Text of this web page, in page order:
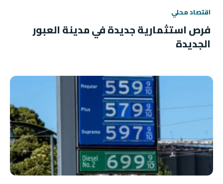
اقتصاد محلي
فرص استثمارية جديدة في مدينة العبور
الجديدة